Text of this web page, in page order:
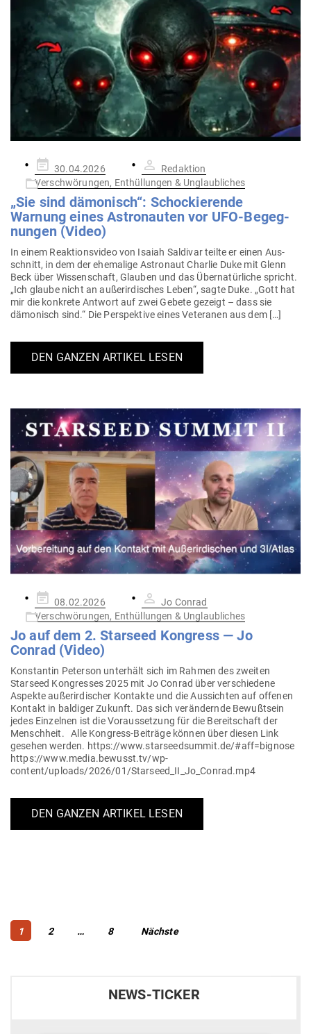
Gepostet
am
30.04.2026
Redaktion
Verschwörungen, Enthüllungen & Unglaubliches
„Sie sind dämo­nisch“: Scho­ckie­rende
Warnung eines Astro­nauten vor UFO-Begeg­
nungen (Video)
In einem Reak­ti­ons­video von Isaiah Sal­divar teilte er einen Aus­
schnitt, in dem der ehe­malige Astronaut Charlie Duke mit Glenn
Beck über Wis­sen­schaft, Glauben und das Über­na­tür­liche spricht.
„Ich glaube nicht an außer­ir­di­sches Leben“, sagte Duke. „Gott hat
mir die kon­krete Antwort auf zwei Gebete gezeigt – dass sie
dämo­nisch sind.“ Die Per­spektive eines Vete­ranen aus dem […]
DEN GANZEN ARTIKEL LESEN
Gepostet
am
08.02.2026
Jo Conrad
Verschwörungen, Enthüllungen & Unglaubliches
Jo auf dem 2. Starseed Kon­gress — Jo
Conrad (Video)
Kon­stantin Peterson unterhält sich im Rahmen des zweiten
Starseed Kon­gresses 2025 mit Jo Conrad über ver­schiedene
Aspekte außer­ir­di­scher Kon­takte und die Aus­sichten auf offenen
Kontakt in bal­diger Zukunft. Das sich ver­än­dernde Bewußtsein
jedes Ein­zelnen ist die Vor­aus­setzung für die Bereit­schaft der
Menschheit. Alle Kon­­­gress-Bei­­träge können über diesen Link
gesehen werden. https://www.starseedsummit.de/#aff=bignose
https://www.media.bewusst.tv/wp-
content/uploads/2026/01/Starseed_II_Jo_Conrad.mp4
DEN GANZEN ARTIKEL LESEN
Beitragsnavigation
Page
1 Page
2 … Page
8 Nächste
NEWS-TICKER